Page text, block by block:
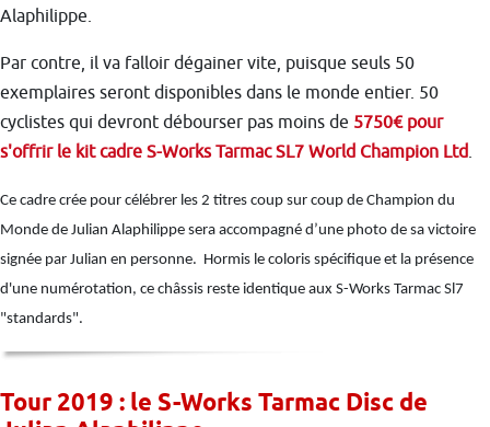
Alaphilippe.
Par contre, il va falloir dégainer vite, puisque seuls 50
exemplaires seront disponibles dans le monde entier. 50
cyclistes qui devront débourser pas moins de 5750€ pour
s'offrir le kit cadre S-Works Tarmac SL7 World Champion Ltd.
Ce cadre crée pour célébrer les 2 titres coup sur coup de Champion du
Monde de Julian Alaphilippe sera accompagné d’une photo de sa victoire
signée par Julian en personne. Hormis le coloris spécifique et la présence
d'une numérotation, ce châssis reste identique aux S-Works Tarmac Sl7
"standards".
Tour 2019 : le S-Works Tarmac Disc de